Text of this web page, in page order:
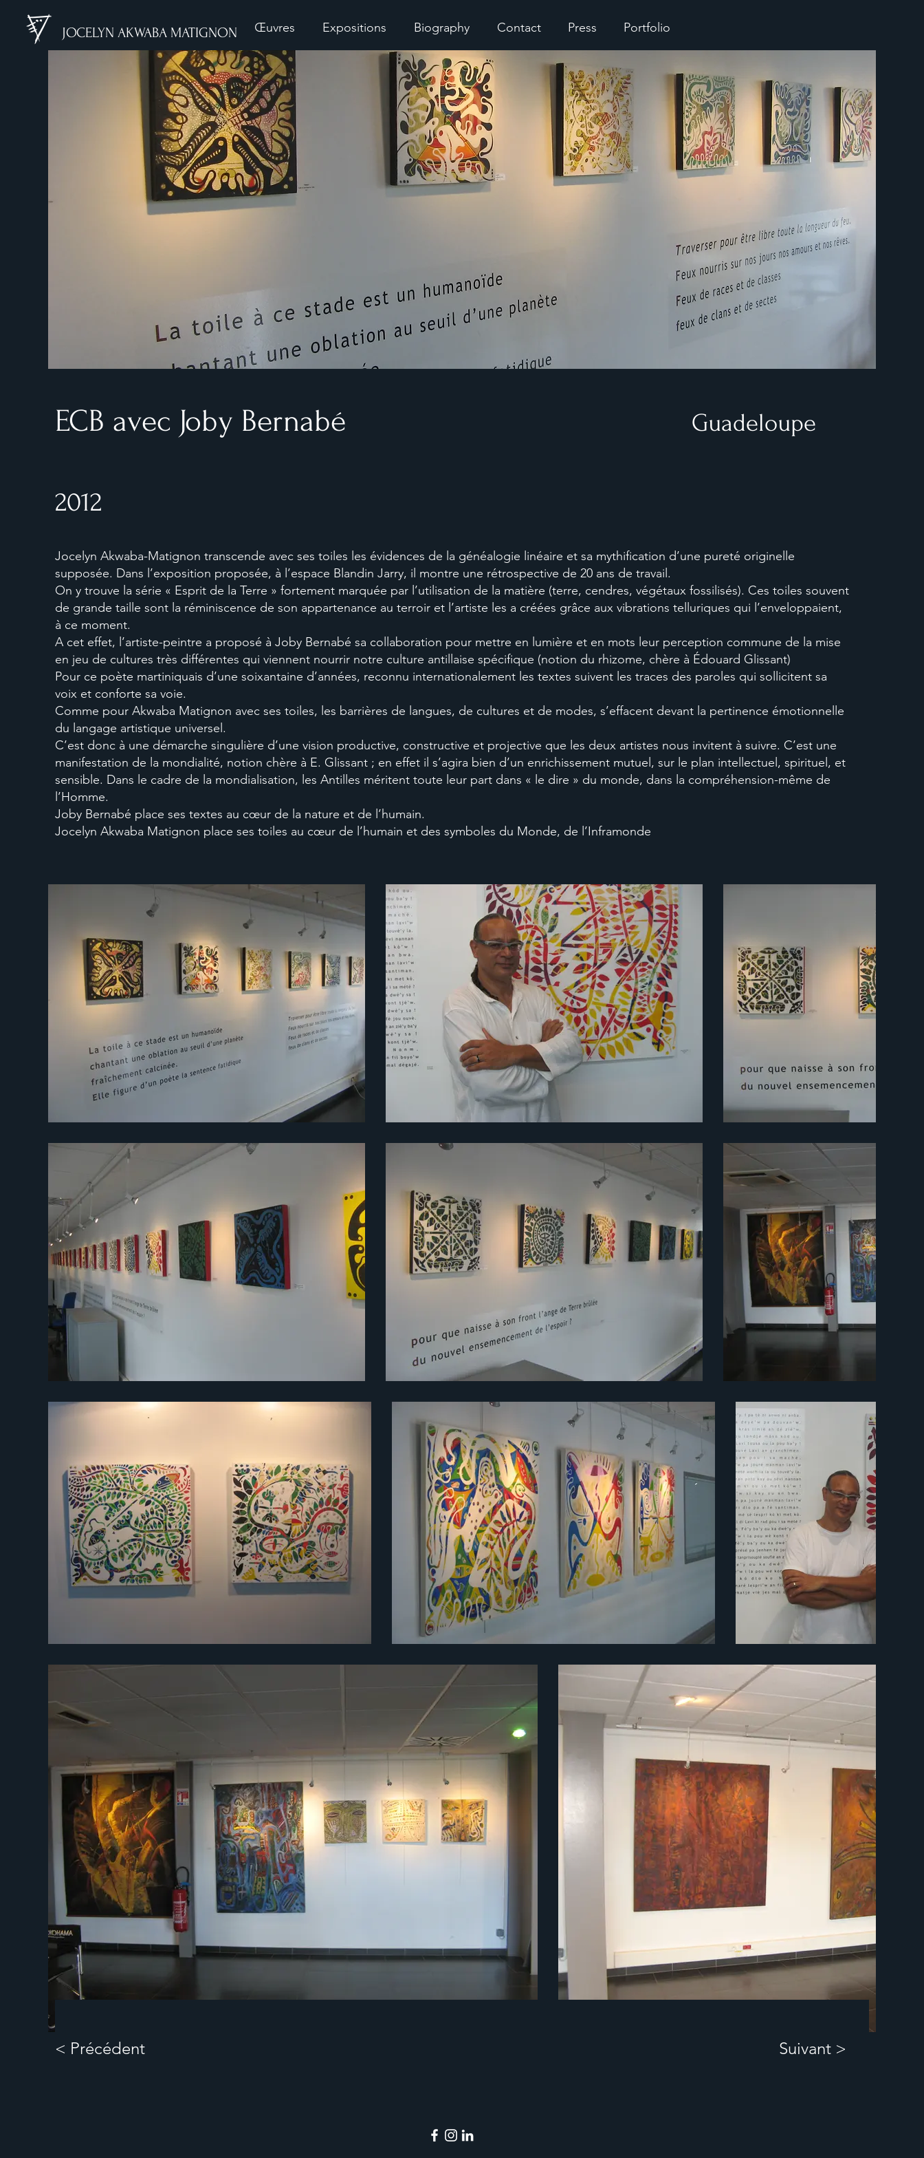
JOCELYN AKWABA MATIGNON Œuvres Expositions Biography Contact Press Portfolio
ECB avec Joby Bernabé Guadeloupe
2012
Jocelyn Akwaba-Matignon transcende avec ses toiles les évidences de la généalogie linéaire et sa mythification d’une pureté originelle
supposée. Dans l’exposition proposée, à l’espace Blandin Jarry, il montre une rétrospective de 20 ans de travail.
On y trouve la série « Esprit de la Terre » fortement marquée par l’utilisation de la matière (terre, cendres, végétaux fossilisés). Ces toiles souvent
de grande taille sont la réminiscence de son appartenance au terroir et l’artiste les a créées grâce aux vibrations telluriques qui l’enveloppaient,
à ce moment.
A cet effet, l’artiste-peintre a proposé à Joby Bernabé sa collaboration pour mettre en lumière et en mots leur perception commune de la mise
en jeu de cultures très différentes qui viennent nourrir notre culture antillaise spécifique (notion du rhizome, chère à Édouard Glissant)
Pour ce poète martiniquais d’une soixantaine d’années, reconnu internationalement les textes suivent les traces des paroles qui sollicitent sa
voix et conforte sa voie.
Comme pour Akwaba Matignon avec ses toiles, les barrières de langues, de cultures et de modes, s’effacent devant la pertinence émotionnelle
du langage artistique universel.
C’est donc à une démarche singulière d’une vision productive, constructive et projective que les deux artistes nous invitent à suivre. C’est une
manifestation de la mondialité, notion chère à E. Glissant ; en effet il s’agira bien d’un enrichissement mutuel, sur le plan intellectuel, spirituel, et
sensible. Dans le cadre de la mondialisation, les Antilles méritent toute leur part dans « le dire » du monde, dans la compréhension-même de
l’Homme.
Joby Bernabé place ses textes au cœur de la nature et de l’humain.
Jocelyn Akwaba Matignon place ses toiles au cœur de l’humain et des symboles du Monde, de l’Inframonde
< Précédent Suivant >